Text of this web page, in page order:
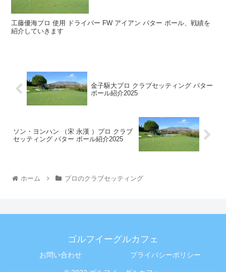
工藤優海プロ 使用 ドライバー FW アイアン パター ボール、戦績を
紹介していきます
金子駆大プロ クラブセッティング パター
ボール紹介2025
ソン・ヨンハン （宋 永漢 ）プロ クラブ
セッティング パター ボール紹介2025
ホーム プロのクラブセッティング
ゴルフイーグルカフェ
お問い合わせ プライバシーポリシー